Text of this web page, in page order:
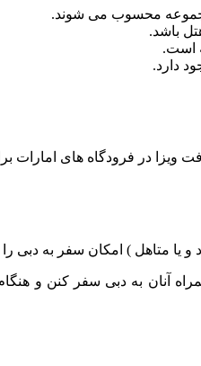
مجموعه محسوب می شوند.
باشد.
است.
ویزا در فرودگاه های امارات
به همراه آنان به دبی سفر کنن و